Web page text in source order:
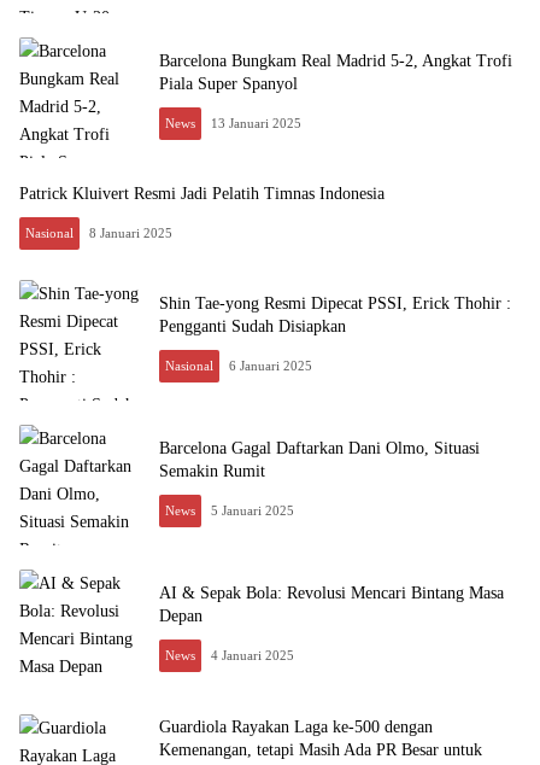
Barcelona Bungkam Real Madrid 5-2, Angkat Trofi
Piala Super Spanyol
News 13 Januari 2025
Patrick Kluivert Resmi Jadi Pelatih Timnas Indonesia
Nasional 8 Januari 2025
Shin Tae-yong Resmi Dipecat PSSI, Erick Thohir :
Pengganti Sudah Disiapkan
Nasional 6 Januari 2025
Barcelona Gagal Daftarkan Dani Olmo, Situasi
Semakin Rumit
News 5 Januari 2025
AI & Sepak Bola: Revolusi Mencari Bintang Masa
Depan
News 4 Januari 2025
Guardiola Rayakan Laga ke-500 dengan
Kemenangan, tetapi Masih Ada PR Besar untuk